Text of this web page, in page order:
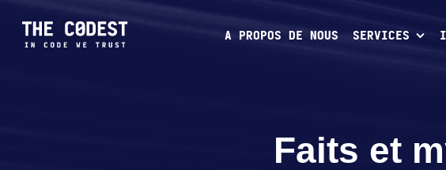
A PROPOS DE NOUS SERVICES
Faits et